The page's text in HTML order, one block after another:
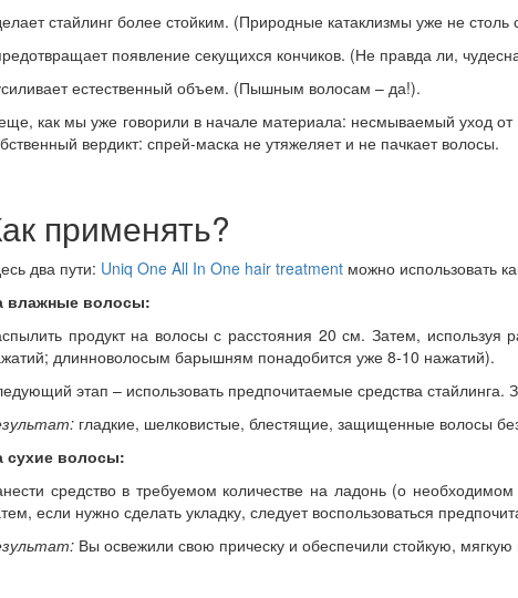
стайлинг более стойким. (Природные катаклизмы уже не столь
появление секущихся кончиков. (Не правда ли,
естественный объем. (Пышным волосам – да!).
как мы уже говорили в начале материала: несмываемый уход от
вердикт: спрей-маска не утяжеляет и не пачкает волосы.
применять?
два пути: Uniq One All In One hair treatment можно использовать
влажные волосы:
продукт на волосы с расстояния 20 см. Затем,
длинноволосым барышням понадобится уже 8-10 нажатий).
этап – использовать предпочитаемые средства стайлинга.
гладкие, шелковистые, блестящие, защищенные волосы
сухие волосы:
средство в требуемом количестве на ладонь (о
если нужно сделать укладку, следует воспользоваться
Вы освежили свою прическу и обеспечили стойкую,